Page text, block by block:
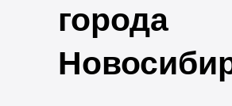
города